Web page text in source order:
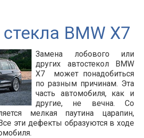
BMW X7
Замена лобового или
других автостекол BMW
X7 может понадобиться
по разным причинам. Эта
часть автомобиля, как и
другие, не вечна. Со
мелкая паутина царапин,
эти дефекты образуются в ходе